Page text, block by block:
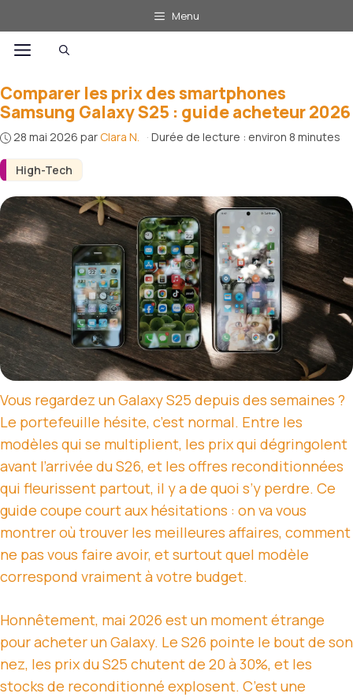
au
contenu
Menu
Menu
High-Tech
Comparer les prix des smartphones
Samsung Galaxy S25 : guide acheteur 2026
28 mai 2026 par Clara N. · Durée de lecture : environ 8 minutes
Vous regardez un Galaxy S25 depuis des semaines ?
Le portefeuille hésite, c’est normal. Entre les
modèles qui se multiplient, les prix qui dégringolent
avant l’arrivée du S26, et les offres reconditionnées
qui fleurissent partout, il y a de quoi s’y perdre. Ce
guide coupe court aux hésitations : on va vous
montrer où trouver les meilleures affaires, comment
ne pas vous faire avoir, et surtout quel modèle
correspond vraiment à votre budget.
Honnêtement, mai 2026 est un moment étrange
pour acheter un Galaxy. Le S26 pointe le bout de son
nez, les prix du S25 chutent de 20 à 30%, et les
stocks de reconditionné explosent. C’est une